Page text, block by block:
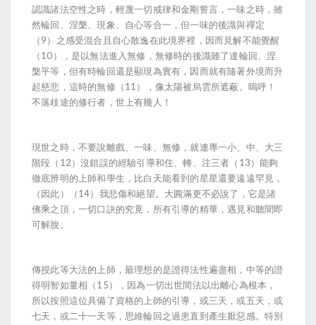
認識諸法空性之時，輕蔑一切戒律和金剛誓言，一味之時，雖
然輪回、涅槃、現象、自心等合一，但一味的後識與禪定
（9）之感受混合且自心散逸在此境界裡，因而見解不能覺醒
（10），是以無法進入無修，無修時的後識雖了達輪回、涅
槃平等，但有時輪回還是顯現為實有，因而就有隨著外境而升
起慈悲，這時的無修（11），像太陽被烏雲所遮蔽。嗚呼！
不落歧途的修行者，世上有幾人！
現世之時，不要說離戲、一味、無修，就連專一小、中、大三
階段（12）沒錯誤的經驗引導和住、轉、注三者（13）能夠
徹底辨明的上師和學生，比白天能看到的星星還要遠遠罕見，
（因此）（14）我悲傷和絕望。大圓滿更不必說了，它是諸
佛乘之頂，一切口訣的究竟，所有引導的精華，遇見和聽聞即
可解脫。
傳授此等大法的上師，最理想的是證得法性遍盡相，中等的證
得明智如量相（15），因為一切出世間法以出離心為根本，
所以按照這位具備了資格的上師的引導，或三天，或五天，或
七天，或二十一天等，思維輪回之過患直到產生厭惡感。特別